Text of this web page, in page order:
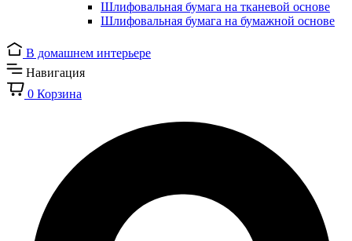
Шлифовальная бумага на тканевой основе
Шлифовальная бумага на бумажной основе
В домашнем интерьере
Навигация
0 Корзина